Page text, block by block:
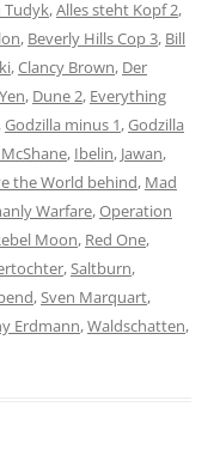
Tudyk,Alles steht Kopf 2,
, Beverly Hills Cop 3, Bill
,Clancy Brown, Der
, Dune 2, Everything
,Godzilla minus 1,Godzilla
, Ibelin, Jawan,
the World behind, Mad
Warfare,Operation
Moon, Red One,
,Saltburn,
,Sven Marquart,
Erdmann,Waldschatten,